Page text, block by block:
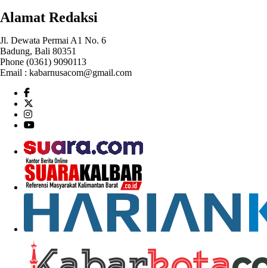
Alamat Redaksi
Jl. Dewata Permai A1 No. 6
Badung, Bali 80351
Phone (0361) 9090113
Email : kabarnusacom@gmail.com